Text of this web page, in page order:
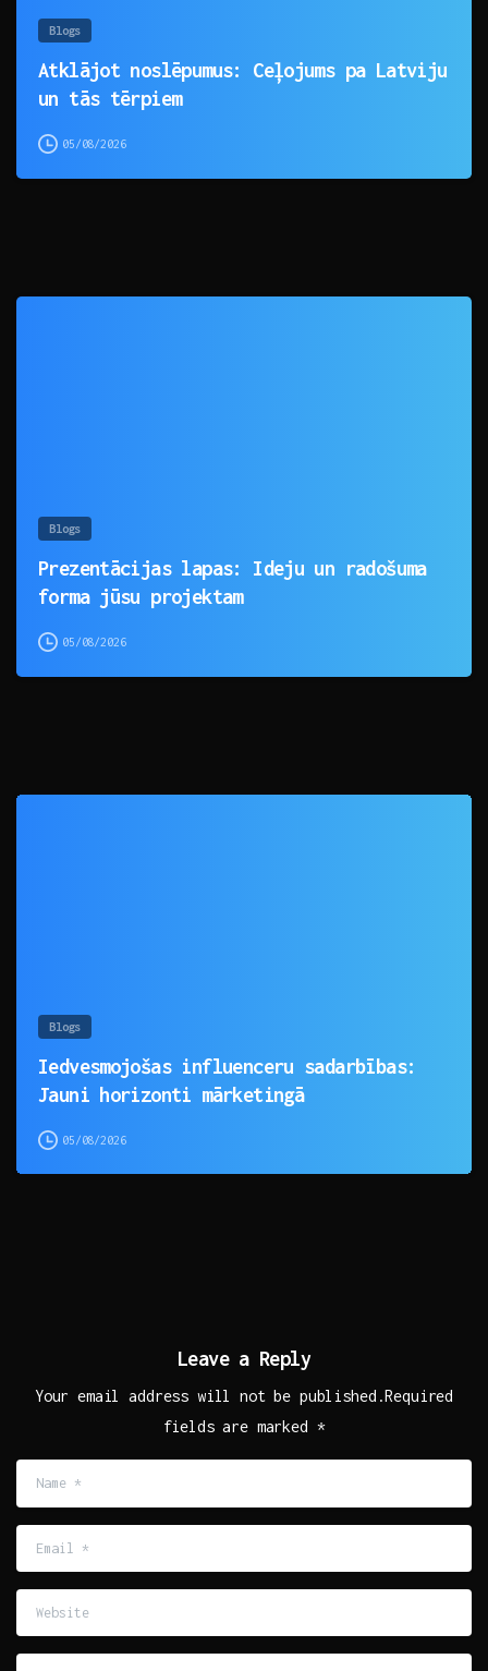
Blogs
Atklājot noslēpumus: Ceļojums pa Latviju
un tās tērpiem
05/08/2026
Blogs
Prezentācijas lapas: Ideju un radošuma
forma jūsu projektam
05/08/2026
Blogs
Iedvesmojošas influenceru sadarbības:
Jauni horizonti mārketingā
05/08/2026
Leave a Reply
Your email address will not be published.Required
fields are marked *
*
Website